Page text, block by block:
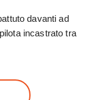
davanti ad
incastrato tra